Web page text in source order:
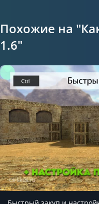
Похожие на
1.6"